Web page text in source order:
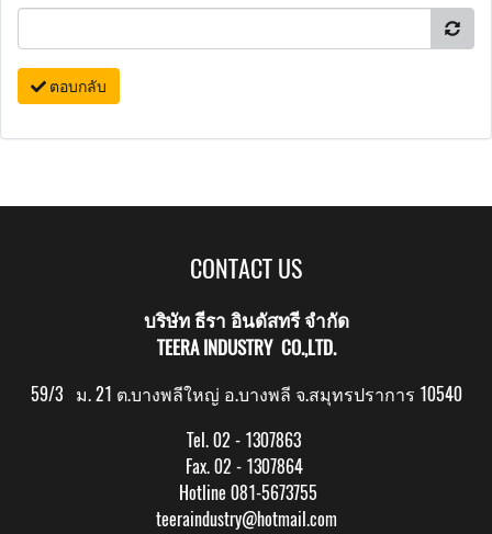
ตอบกลับ
CONTACT US
บริษัท ธีรา อินดัสทรี จำกัด
TEERA INDUSTRY CO.,LTD.
59/3 ม. 21 ต.บางพลีใหญ่ อ.บางพลี จ.สมุทรปราการ 10540
Tel. 02 - 1307863
Fax. 02 - 1307864
Hotline 081-5673755
teeraindustry@hotmail.com